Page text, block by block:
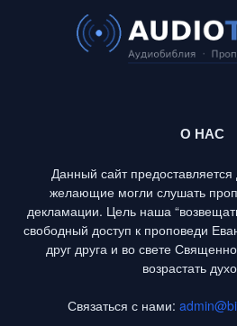
О НАС
Данный сайт
желающие могли слушать
декламации. Цель наша
свободный доступ к проповеди
друг друга и во свете
возрастать
Связаться с нами: